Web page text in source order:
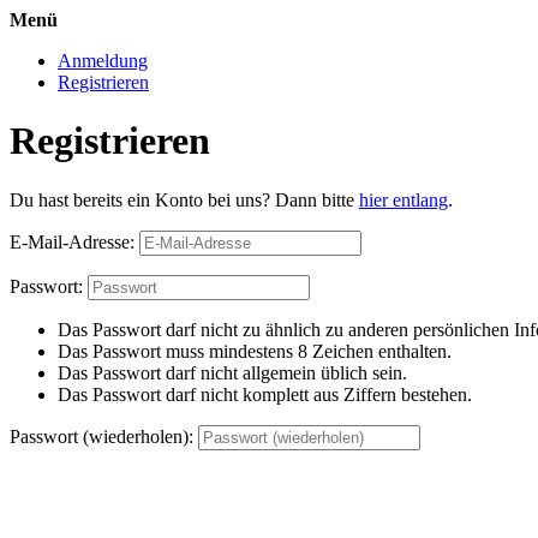
Menü
Anmeldung
Registrieren
Registrieren
Du hast bereits ein Konto bei uns? Dann bitte hier entlang.
E-Mail-Adresse:
Passwort:
Das Passwort darf nicht zu ähnlich zu anderen persönlichen
Das Passwort muss mindestens 8 Zeichen enthalten.
Das Passwort darf nicht allgemein üblich sein.
Das Passwort darf nicht komplett aus Ziffern bestehen.
Passwort (wiederholen):